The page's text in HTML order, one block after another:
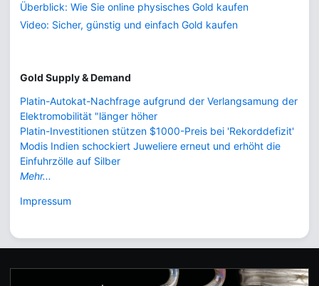
Überblick: Wie Sie online physisches Gold kaufen
Video: Sicher, günstig und einfach Gold kaufen
Gold Supply & Demand
Platin-Autokat-Nachfrage aufgrund der Verlangsamung der
Elektromobilität "länger höher
Platin-Investitionen stützen $1000-Preis bei 'Rekorddefizit'
Modis Indien schockiert Juweliere erneut und erhöht die
Einfuhrzölle auf Silber
Mehr...
Impressum